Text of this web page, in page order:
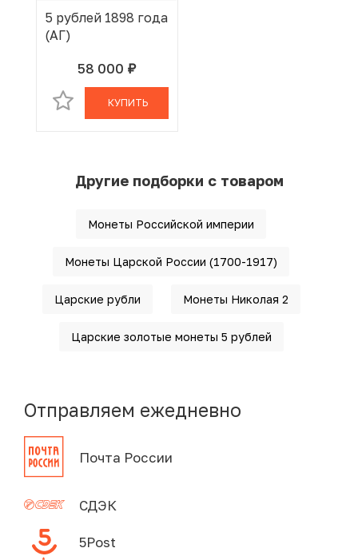
5 рублей 1898 года
(АГ)
58 000 руб.
В КОРЗИНЕ
КУПИТЬ
Другие подборки с товаром
Монеты Российской империи
Монеты Царской России (1700-1917)
Царские рубли Монеты Николая 2
Царские золотые монеты 5 рублей
Отправляем ежедневно
Почта России
СДЭК
5Post